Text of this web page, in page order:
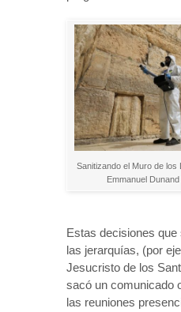
Sanitizando el Muro de
Emmanuel
Estas decisiones
las jerarquías, (por
Jesucristo de los
sacó un comunicado
las reuniones